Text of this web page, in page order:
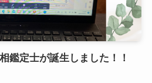
鑑定士が誕生しました！！